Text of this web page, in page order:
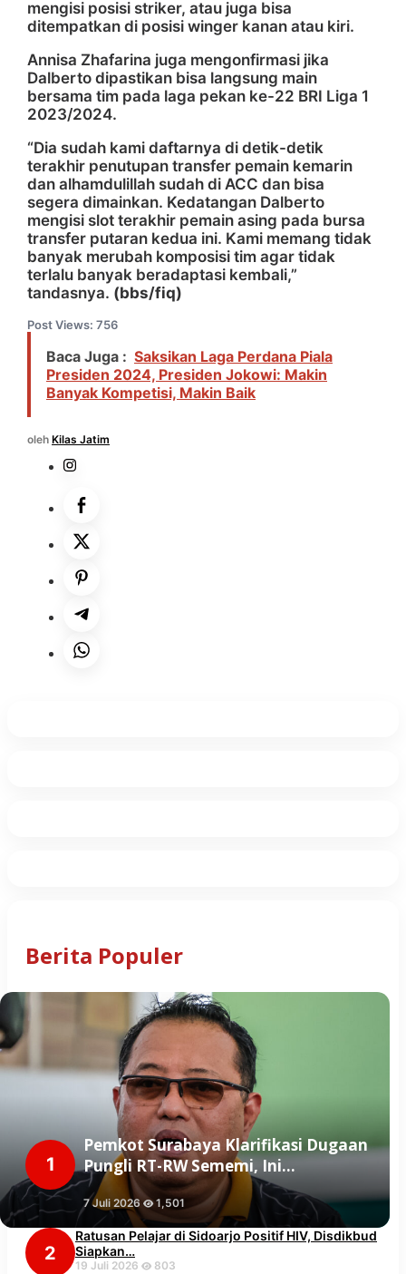
mengisi posisi striker, atau juga bisa
ditempatkan di posisi winger kanan atau kiri.
Annisa Zhafarina juga mengonfirmasi jika
Dalberto dipastikan bisa langsung main
bersama tim pada laga pekan ke-22 BRI Liga 1
2023/2024.
“Dia sudah kami daftarnya di detik-detik
terakhir penutupan transfer pemain kemarin
dan alhamdulillah sudah di ACC dan bisa
segera dimainkan. Kedatangan Dalberto
mengisi slot terakhir pemain asing pada bursa
transfer putaran kedua ini. Kami memang tidak
banyak merubah komposisi tim agar tidak
terlalu banyak beradaptasi kembali,”
tandasnya. (bbs/fiq)
Post Views: 756
Baca Juga : Saksikan Laga Perdana Piala
Presiden 2024, Presiden Jokowi: Makin
Banyak Kompetisi, Makin Baik
oleh Kilas Jatim
Berita Populer
1
Pemkot Surabaya Klarifikasi Dugaan
Pungli RT-RW Sememi, Ini…
7 Juli 2026 1,501
2
Ratusan Pelajar di Sidoarjo Positif HIV, Disdikbud
Siapkan…
19 Juli 2026 803